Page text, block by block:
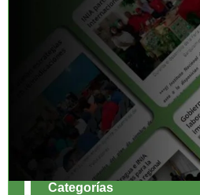
Categorías